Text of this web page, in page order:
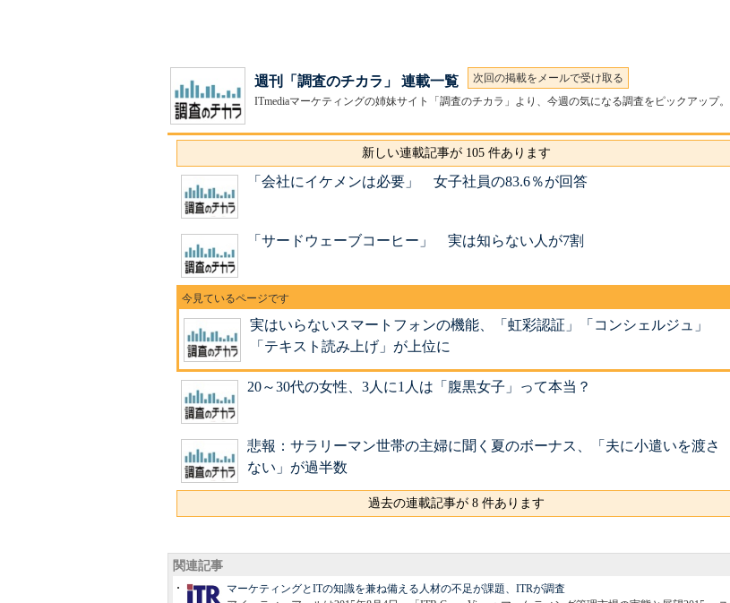
週刊「調査のチカラ」 連載一覧
次回の掲載をメールで受け取る
ITmediaマーケティングの姉妹サイト「調査のチカラ」より、今週の気になる調査をピックアップ。
新しい連載記事が 105 件あります
「会社にイケメンは必要」 女子社員の83.6％が回答
「サードウェーブコーヒー」 実は知らない人が7割
実はいらないスマートフォンの機能、「虹彩認証」「コンシェルジュ」
「テキスト読み上げ」が上位に
20～30代の女性、3人に1人は「腹黒女子」って本当？
悲報：サラリーマン世帯の主婦に聞く夏のボーナス、「夫に小遣いを渡さ
ない」が過半数
過去の連載記事が 8 件あります
関連記事
マーケティングとITの知識を兼ね備える人材の不足が課題、ITRが調査